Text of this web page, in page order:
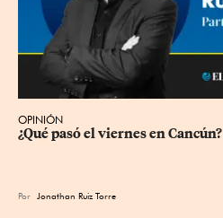
OPINIÓN
¿Qué pasó el viernes en Cancún?
Por Jonathan Ruiz Torre